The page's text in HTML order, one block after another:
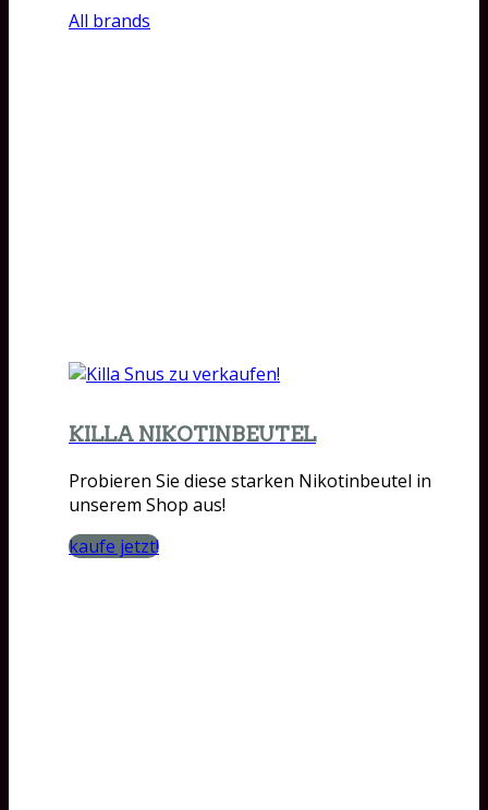
All brands
KILLA NIKOTINBEUTEL
Probieren Sie diese starken Nikotinbeutel in
unserem Shop aus!
kaufe jetzt!